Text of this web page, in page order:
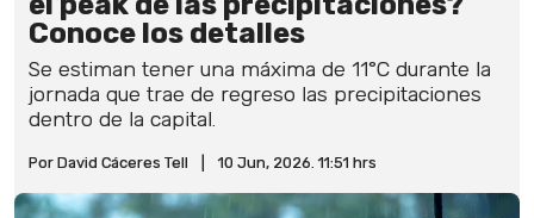
Conoce los detalles
Se estiman tener una máxima de 11°C durante la
jornada que trae de regreso las precipitaciones
dentro de la capital.
Por David Cáceres Tell 10 Jun, 2026. 11:51 hrs